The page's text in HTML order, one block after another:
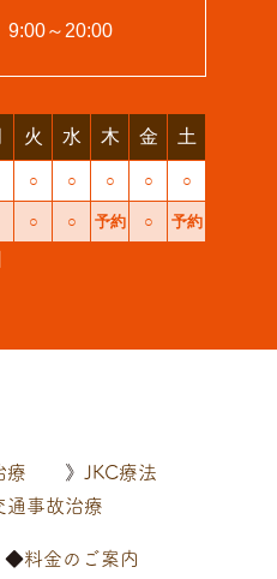
9:00～20:00
火 水 木 金 土
○ ○ ○ ○ ○
○ ○ 予約 ○ 予約
療
JKC療法
通事故治療
料金のご案内